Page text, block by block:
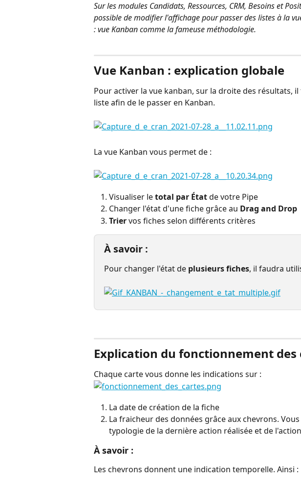
Sur les modules Candidats, Ressources, CRM, Besoins et
possible de modifier l'affichage pour passer des listes à la
: vue Kanban comme la fameuse méthodologie.
Vue Kanban : explication globale
Pour activer la vue kanban, sur la droite des résultats,
liste afin de le passer en Kanban.
La vue Kanban vous permet de :
Visualiser le total par État de votre Pipe
Changer l'état d'une fiche grâce au Drag and Drop
Trier vos fiches selon différents critères
À savoir :
Pour changer l'état de plusieurs fiches, il faudra
Explication du fonctionnement des
Chaque carte vous donne les indications sur :
La date de création de la fiche
La fraicheur des données grâce aux chevrons.
typologie de la dernière action réalisée et de
À savoir :
Les chevrons donnent une indication temporelle. Ainsi :